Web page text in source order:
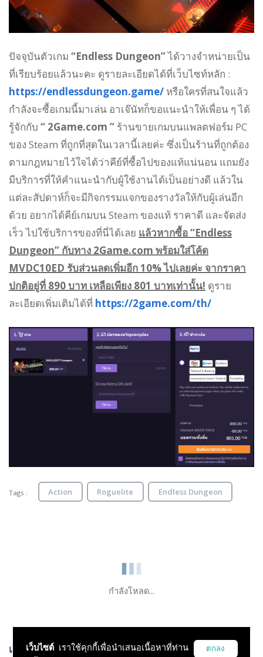
ปัจจุบันตัวเกม “Endless Dungeon”ได้วางจำหน่ายเป็น
ที่เรียบร้อยแล้วนะคะ ดูรายละเอียดได้ที่เว็บไซท์หลัก :
https://endlessdungeon.game/ หรือใครที่สนใจแล้ว
กำลังจะซื้อเกมนี้มาเล่น อาเจ๊นัทก็ขอแนะนำให้เพื่อน ๆ ได้
รู้จักกับ “ 2Game.com ” ร้านขายเกมบนแพลตฟอร์ม PC
ของ Steam ที่ถูกที่สุดในเวลานี้เลยค่ะ ซึ่งเป็นร้านที่ถูกต้อง
ตามกฎหมายไว้ใจได้ว่าคีย์ที่ซื้อไปของแท้แน่นอน แถมยัง
มีบริการที่ให้คำแนะนำกับผู้ใช้งานได้เป็นอย่างดี แล้วใน
แต่ละสัปดาห์ก็จะมีกิจกรรมแจกของรางวัลให้กับผู้เล่นอีก
ด้วย อยากได้คีย์เกมบน Steam ของแท้ ราคาดี และจัดส่ง
เร็ว ไปใช้บริการของที่นี่ได้เลย แล้วหากซื้อ “Endless
Dungeon” กับทาง 2Game.com พร้อมใส่โค้ด
MVDC10ED รับส่วนลดเพิ่มอีก 10% ไปเลยค่ะ จากราคา
ปกติอยู่ที่ 890 บาท เหลือเพียง 801 บาทเท่านั้น! ดูราย
ละเอียดเพิ่มเติมได้ที่ https://2game.com/th/
Tags : Action Roguelite Endless Dungeon
กำลังโหลด...
เกมส์ที่เกี่ยวข้อง
เว็บไซต์ เราใช้คุกกี้เพื่อนำเสนอเนื้อหาที่ท่าน
ตกลง